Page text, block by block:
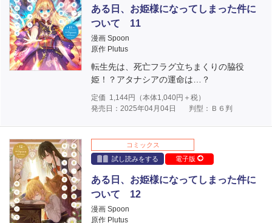
ある日、お姫様になってしまった件に
ついて 11
漫画 Spoon
原作 Plutus
転生先は、死亡フラグ立ちまくりの脇役
姫！？アタナシアの運命は…？
定価 1,144円（本体1,040円＋税）
発売日：2025年04月04日
判型：Ｂ６判
コミックス
試し読みをする
電子版
ある日、お姫様になってしまった件に
ついて 12
漫画 Spoon
原作 Plutus